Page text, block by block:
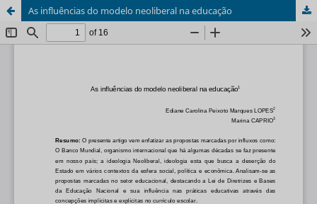
As influências do modelo neoliberal na educação